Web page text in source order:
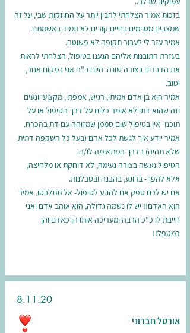
בזכות אמיר הצלחתי להבין יותר על החוזקות שבי, על זה
שמצבים מסוימים בחיים קורים לא תמיד באשמתנו.
אמיר עזר לי לעבור תקופה לא פשוטה.
בעזרת התובנות אליהם הגענו בטיפול, הצלחתי לראות
את הדברים בצורה שונה. היום ב"ה אני במקום אחר,
וטוב.
אמיר הוא בן אדם אמיתי, רגיש, אמפתי, מקצועי ונעים
וזה שהוא דתי לא אומר כלום על דרך הטיפול או על
תוכנו- אין בטיפול שום סממן שמזוהה עם דת בהכרח.
אמיר יודע איך לגשת לכל אדם (בעל כל השקפה דתית
שלא תהיה) בדרך המתאימה לו/ה.
הטיפול נעשה בצורה נעימה, לא דוחקת או מלחיצה,
אלא להפך- ברוגע, בהבנה ובסבלנות.
אם יש לכם ספק אם להגיע לטיפול- אל תתלבטו, אמיר
הוא האדם!! יש לו נשמה גדולה, הוא אוהב אדם ואני
חייבת לו כ"כ הרבה ומעריכה אותו הן כאדם והן
כמטפל!!
8.11.20
אורטל חברוני